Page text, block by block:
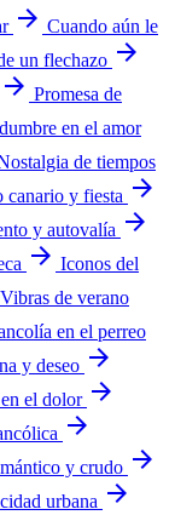
arrow_forward Cuando aún le
un flechazo arrow_forward
arrow_forward Promesa de
en el amor
de tiempos
canario y fiesta arrow_forward
y autovalía arrow_forward
arrow_forward Iconos del
Vibras de verano
en el perreo
y deseo arrow_forward
el dolor arrow_forward
arrow_forward
y crudo arrow_forward
urbana arrow_forward